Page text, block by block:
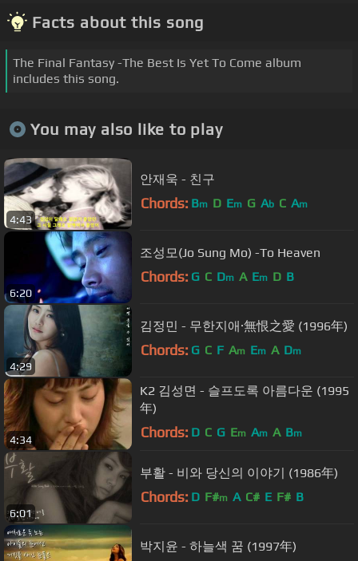
Facts about this song
The Final Fantasy -The Best Is Yet To Come album
includes this song.
You may also like to play
4:43
안재욱 - 친구
Chords: Bm D Em G Ab C Am
6:20
조성모(Jo Sung Mo) -To Heaven
Chords: G C Dm A Em D B
4:29
김정민 - 무한지애·無恨之愛 (1996年)
Chords: G C F Am Em A Dm
4:34
K2 김성면 - 슬프도록 아름다운 (1995
年)
Chords: D C G Em Am A Bm
6:01
부활 - 비와 당신의 이야기 (1986年)
Chords: D F#m A C# E F# B
박지윤 - 하늘색 꿈 (1997年)